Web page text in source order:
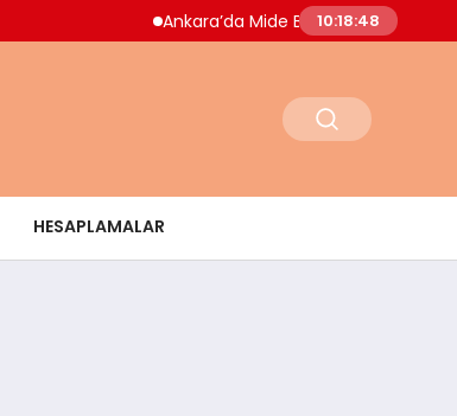
Ankara’da Mide Bulantısı Salgını Paniği
10:18:49
HESAPLAMALAR